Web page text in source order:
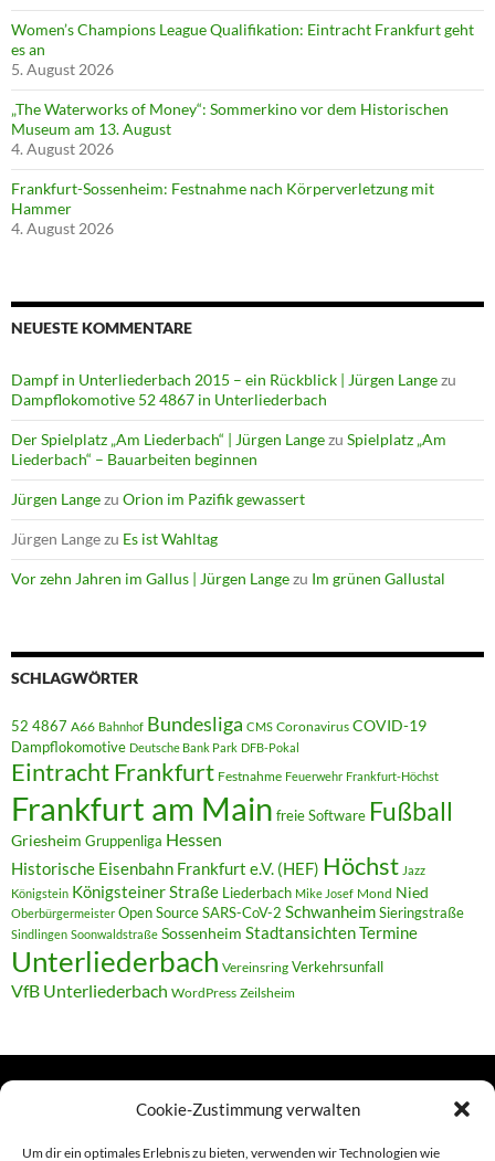
Cookie-Zustimmung verwalten
Um dir ein optimales Erlebnis zu bieten, verwenden wir Technologien wie
Women’s Champions League Qualifikation: Eintracht Frankfurt geht
es an
5. August 2026
„The Waterworks of Money“: Sommerkino vor dem Historischen
Museum am 13. August
4. August 2026
Frankfurt-Sossenheim: Festnahme nach Körperverletzung mit
Hammer
4. August 2026
NEUESTE KOMMENTARE
Dampf in Unterliederbach 2015 – ein Rückblick | Jürgen Langezu
Dampflokomotive 52 4867 in Unterliederbach
Der Spielplatz „Am Liederbach“ | Jürgen Langezu Spielplatz „Am
Liederbach“ – Bauarbeiten beginnen
Jürgen Langezu Orion im Pazifik gewassert
Jürgen Langezu Es ist Wahltag
Vor zehn Jahren im Gallus | Jürgen Langezu Im grünen Gallustal
SCHLAGWÖRTER
52 4867 A66 Bahnhof Bundesliga CMS Coronavirus COVID-19
Dampflokomotive Deutsche Bank Park DFB-Pokal
Eintracht Frankfurt Festnahme Feuerwehr Frankfurt-Höchst
Frankfurt am Main freie Software Fußball
Griesheim Gruppenliga Hessen
Historische Eisenbahn Frankfurt e.V. (HEF) Höchst Jazz
Königstein Königsteiner Straße Liederbach Mike Josef Mond Nied
Oberbürgermeister Open SourceSARS-CoV-2 SchwanheimSieringstraße
Sindlingen Soonwaldstraße Sossenheim StadtansichtenTermine
Unterliederbach Vereinsring Verkehrsunfall
VfB Unterliederbach WordPress Zeilsheim